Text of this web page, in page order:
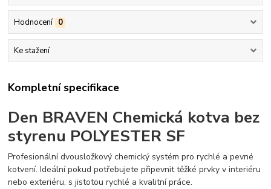
Hodnocení 0
Ke stažení
Kompletní specifikace
Den BRAVEN Chemická kotva bez
styrenu POLYESTER SF
Profesionální dvousložkový chemický systém pro rychlé a pevné
kotvení. Ideální pokud potřebujete připevnit těžké prvky v interiéru
nebo exteriéru, s jistotou rychlé a kvalitní práce.